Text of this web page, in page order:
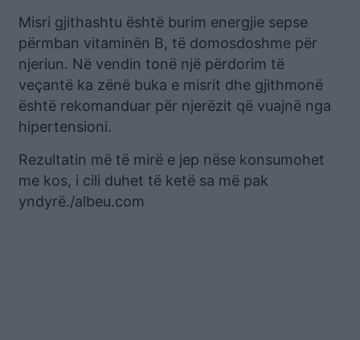
Misri gjithashtu është burim energjie sepse
përmban vitaminën B, të domosdoshme për
njeriun. Në vendin tonë një përdorim të
veçantë ka zënë buka e misrit dhe gjithmonë
është rekomanduar për njerëzit që vuajnë nga
hipertensioni.
Rezultatin më të mirë e jep nëse konsumohet
me kos, i cili duhet të ketë sa më pak
yndyrë./albeu.com